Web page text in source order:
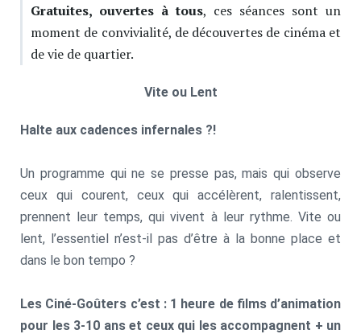
Gratuites, ouvertes à tous, ces séances sont un
moment de convivialité, de découvertes de cinéma et
de vie de quartier.
Vite ou Lent
Halte aux cadences infernales ?!
Un programme qui ne se presse pas, mais qui observe
ceux qui courent, ceux qui accélèrent, ralentissent,
prennent leur temps, qui vivent à leur rythme. Vite ou
lent, l’essentiel n’est-il pas d’être à la bonne place et
dans le bon tempo ?
Les Ciné-Goûters c’est : 1 heure de films d’animation
pour les 3-10 ans et ceux qui les accompagnent + un